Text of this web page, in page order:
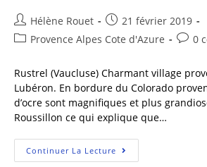
Hélène Rouet
21 février 2019
Provence Alpes Cote d'Azure
0
Rustrel (Vaucluse) Charmant village
Lubéron. En bordure du Colorado
d’ocre sont magnifiques et plus
Roussillon ce qui explique que…
Continuer La Lecture